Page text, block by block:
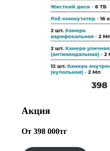
Акция
От 398 000тг